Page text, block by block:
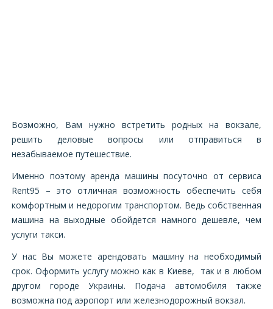
Возможно, Вам нужно встретить родных на вокзале,
решить деловые вопросы или отправиться в
незабываемое путешествие.
Именно поэтому аренда машины посуточно от сервиса
Rent95 – это отличная возможность обеспечить себя
комфортным и недорогим транспортом. Ведь собственная
машина на выходные обойдется намного дешевле, чем
услуги такси.
У нас Вы можете арендовать машину на необходимый
срок. Оформить услугу можно как в Киеве, так и в любом
другом городе Украины. Подача автомобиля также
возможна под аэропорт или железнодорожный вокзал.